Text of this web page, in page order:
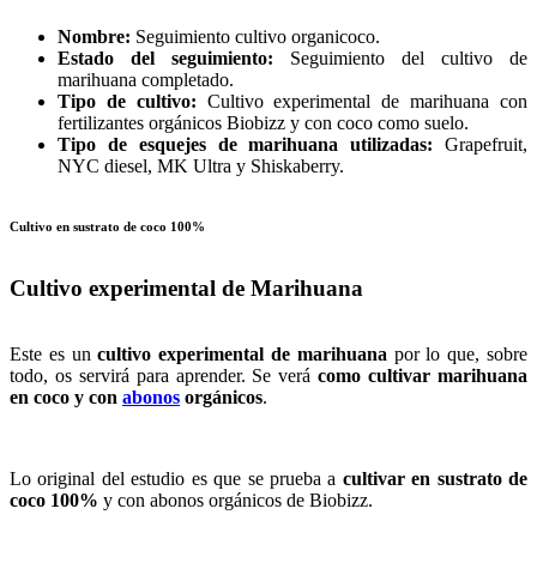
Nombre: Seguimiento cultivo organicoco.
Estado del seguimiento: Seguimiento del cultivo de
marihuana completado.
Tipo de cultivo: Cultivo experimental de marihuana con
fertilizantes orgánicos Biobizz y con coco como suelo.
Tipo de esquejes de marihuana utilizadas: Grapefruit,
NYC diesel, MK Ultra y Shiskaberry.
Cultivo en sustrato de coco 100%
Cultivo experimental de Marihuana
Este es uncultivo experimental de marihuana por lo que, sobre
todo, os servirá para aprender. Se verácomo cultivar marihuana
en coco y con abonos orgánicos.
Lo original del estudio es que se prueba a cultivar en sustrato de
coco 100% y con abonos orgánicos de Biobizz.